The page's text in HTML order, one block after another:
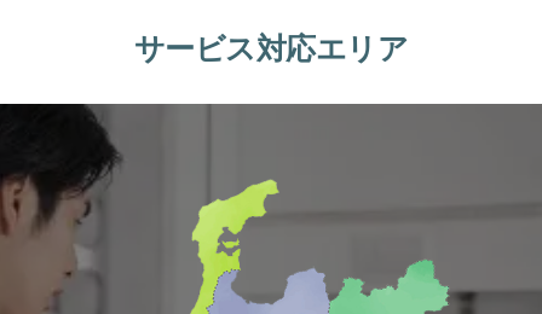
サービス対応エリア